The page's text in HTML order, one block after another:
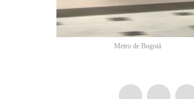
Metro de Bogotá